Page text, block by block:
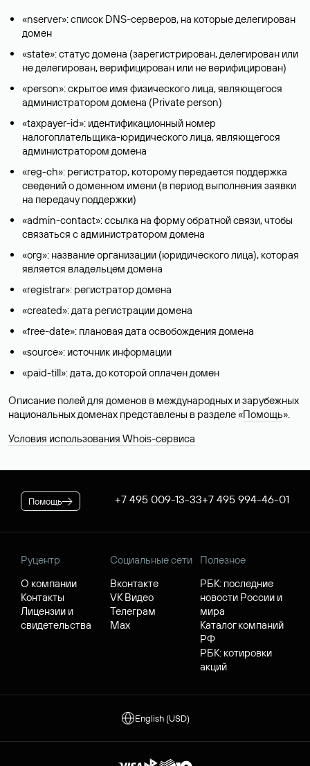
«nserver»: список DNS-серверов, на которые делегирован
домен
«state»: статус домена (зарегистрирован, делегирован или
не делегирован, верифицирован или не верифицирован)
«person»: скрытое имя физического лица, являющегося
администратором домена (Privatе person)
«taxpayer-id»: идентификационный номер
налогоплательщика-юридического лица, являющегося
администратором домена
«reg-ch»: регистратор, которому передается поддержка
сведений о доменном имени (в период выполнения заявки
на передачу поддержки)
«admin-contact»: ссылка на форму обратной связи, чтобы
связаться с администратором домена
«org»: название организации (юридического лица), которая
является владельцем домена
«registrar»: регистратор домена
«created»: дата регистрации домена
«free-date»: плановая дата освобождения домена
«source»: источник информации
«paid-till»: дата, до которой оплачен домен
Описание полей для доменов в международных и зарубежных
национальных доменах представлены в разделе «Помощь».
Условия использования Whois-сервиса
Помощь +7 495 009-13-33+7 495 994-46-01
Руцентр
О компании
Контакты
Лицензии и
свидетельства
Социальные сети
Вконтакте
VK Видео
Телеграм
Max
Полезное
РБК: последние
новости России и
мира
Каталог компаний
РФ
РБК: котировки
акций
English (USD)